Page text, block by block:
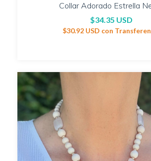
Collar Adorado Estrella
$34.35 USD
$30.92 USD con